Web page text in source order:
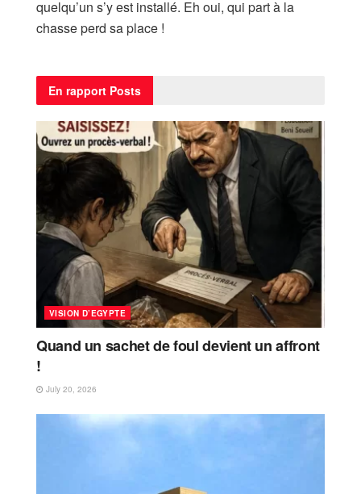
quelqu’un s’y est installé. Eh oui, qui part à la
chasse perd sa place !
En rapport Posts
VISION D’EGYPTE
Quand un sachet de foul devient un affront
!
July 20, 2026